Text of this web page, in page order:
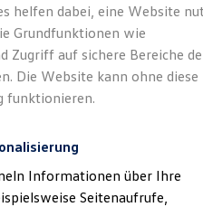
Leasing
Leasing
für sich.
helfen dabei, eine Website
Grundfunktionen wie
Zugriff auf sichere Bereiche
Die Website kann ohne diese
funktionieren.
Informationen über Ihre
Seitenaufrufe,